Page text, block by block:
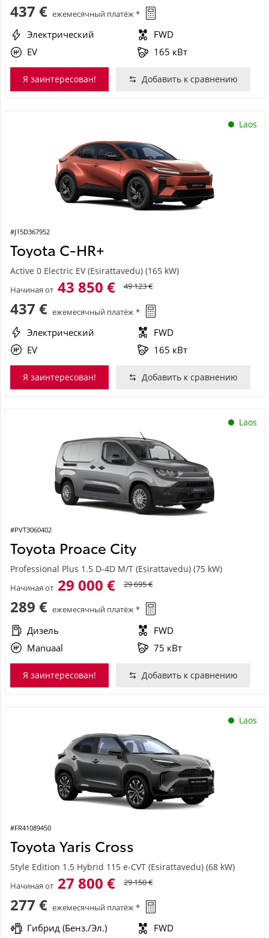
437 € ежемесячный платёж *
Электрический
FWD
EV
165 кВт
Я заинтересован! Добавить к сравнению
Laos
#J15D367952
Toyota C-HR+
Active 0 Electric EV (Esirattavedu) (165 kW)
Начиная от 43 850 € 49 123 €
437 € ежемесячный платёж *
Электрический
FWD
EV
165 кВт
Я заинтересован! Добавить к сравнению
Laos
#PVT3060402
Toyota Proace City
Professional Plus 1.5 D-4D M/T (Esirattavedu) (75 kW)
Начиная от 29 000 € 29 695 €
289 € ежемесячный платёж *
Дизель
FWD
Manuaal
75 кВт
Я заинтересован! Добавить к сравнению
Laos
#FR41089450
Toyota Yaris Cross
Style Edition 1.5 Hybrid 115 e-CVT (Esirattavedu) (68 kW)
Начиная от 27 800 € 29 150 €
277 € ежемесячный платёж *
Гибрид (Бенз./Эл.) FWD